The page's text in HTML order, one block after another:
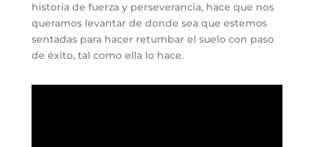
historia de fuerza y perseverancia, hace que nos
queramos levantar de donde sea que estemos
sentadas para hacer retumbar el suelo con paso
de éxito, tal como ella lo hace.